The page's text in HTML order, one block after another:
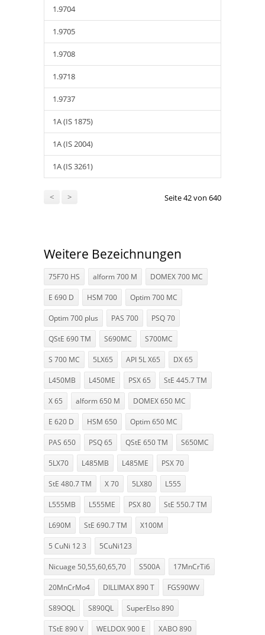
1.9704
1.9705
1.9708
1.9718
1.9737
1A (IS 1875)
1A (IS 2004)
1A (IS 3261)
< > Seite 42 von 640
Weitere Bezeichnungen
75F70 HS alform 700 M DOMEX 700 MC
E 690 D HSM 700 Optim 700 MC
Optim 700 plus PAS 700 PSQ 70
QStE 690 TM S690MC S700MC
S 700 MC 5LX65 API 5L X65 DX 65
L450MB L450ME PSX 65 StE 445.7 TM
X 65 alform 650 M DOMEX 650 MC
E 620 D HSM 650 Optim 650 MC
PAS 650 PSQ 65 QStE 650 TM S650MC
5LX70 L485MB L485ME PSX 70
StE 480.7 TM X 70 5LX80 L555
L555MB L555ME PSX 80 StE 550.7 TM
L690M StE 690.7 TM X100M
5 CuNi 12 3 5CuNi123
Nicuage 50,55,60,65,70 S500A 17MnCrTi6
20MnCrMo4 DILLIMAX 890 T FGS90WV
S89OQL S890QL SuperElso 890
TStE 890 V WELDOX 900 E XABO 890